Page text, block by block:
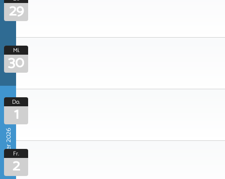
29
Mi.
30
Oktober 2026
Do.
1
Fr.
2